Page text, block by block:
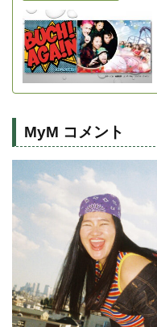
MyM コメント